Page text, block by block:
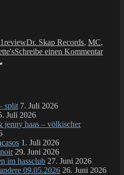
reviewDr. Skap Records, MC,
Schreibe einen Kommentarzu
split 7. Juli 2026
Juli 2026
jenny haas – völkischer
1. Juli 2026
29. Juni 2026
im hassclub 27. Juni 2026
09.05.2026 26. Juni 2026